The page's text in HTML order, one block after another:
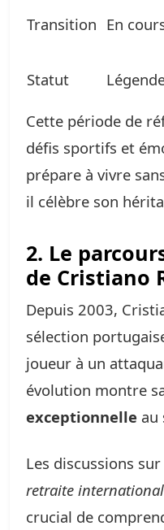
Transition En
Statut
Cette période de
défis sportifs et
prépare à vivre
il célèbre son
2. Le
de Cristiano
Depuis 2003,
sélection
joueur à un
évolution montre
exceptionnelle au
Les discussions
retraite international
crucial de